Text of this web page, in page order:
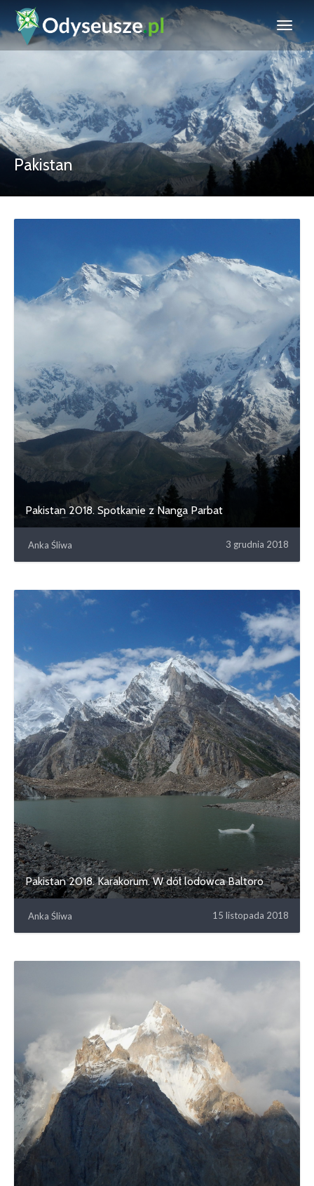
Pakistan
Pakistan 2018. Spotkanie z Nanga Parbat
Anka Śliwa 3 grudnia 2018
Pakistan 2018. Karakorum. W dół lodowca Baltoro
Anka Śliwa 15 listopada 2018